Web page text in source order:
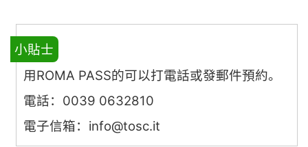
小貼士
用ROMA PASS的可以打電話或發郵件預約。
電話：0039 0632810
電子信箱： info@tosc.it